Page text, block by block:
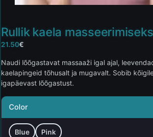
Rullik kaela masseerimiseks
21.50€
Naudi lõõgastavat massaaži igal ajal,
kaelapingeid tõhusalt ja mugavalt. Sobib
igapäevast lõõgastust.
Color
Blue Pink